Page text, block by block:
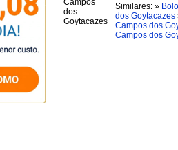
Similares: »
dos Goytacazes
Campos dos
Campos dos